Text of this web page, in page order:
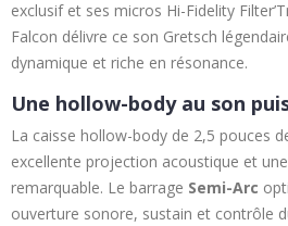
exclusif et ses micros Hi-Fidelity
Falcon délivre ce son Gretsch
dynamique et riche en résonance.
Une hollow-body au son
La caisse hollow-body de 2,5 pouces
excellente projection acoustique et
remarquable. Le barrage Semi-Arc
ouverture sonore, sustain et contrôle